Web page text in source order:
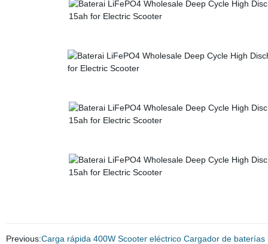
Previous:Carga rápida 400W Scooter eléctrico Cargador de baterías